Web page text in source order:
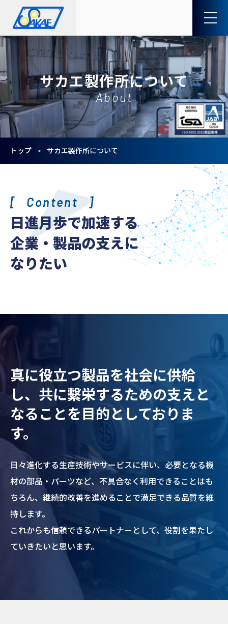
サカエ製作所について
About
トップ > サカエ製作所について
Content
日進月歩で加速する
企業・製品の支えに
なりたい
真に役立つ製品を社会に供給
し、 共に繫栄するための支えと
なることを目的としておりま
す。
日々進化する生産技術やサービスに伴い、必要となる機
材の部品・パーツなど、 不具合なく利用できることはも
ちろん、継続的改善を進めることで満足できる品質を維
持します。
これからも信頼できるパートナーとして、役割を果たし
ていきたいと思います。